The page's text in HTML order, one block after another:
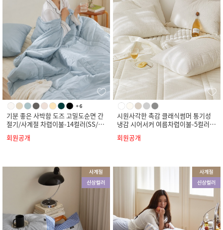
기분 좋은 사박함 도즈 고밀도순면 간
절기/사계절 차렵이불-14컬러(SS/Q/
회원공개
시원사각한 촉감 클래식썸머 통기성
냉감 시어서커 여름차렵이불-5컬러(S
회원공개